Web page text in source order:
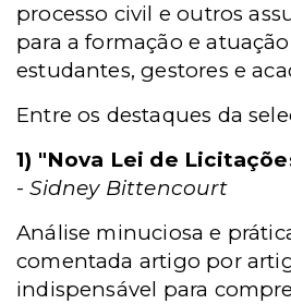
processo civil e outros
para a formação e
estudantes, gestores e
Entre os destaques da
1) "Nova Lei de
- Sidney Bittencourt
Análise minuciosa e
comentada artigo por
indispensável para